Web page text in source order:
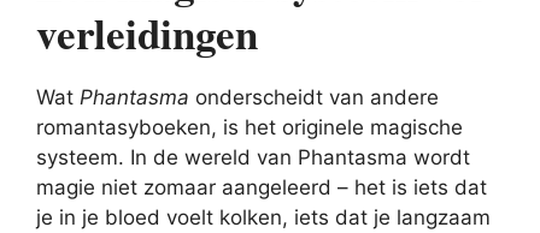
verleidingen
Wat Phantasma onderscheidt van andere
romantasyboeken, is het originele magische
systeem. In de wereld van Phantasma wordt
magie niet zomaar aangeleerd – het is iets dat
je in je bloed voelt kolken, iets dat je langzaam